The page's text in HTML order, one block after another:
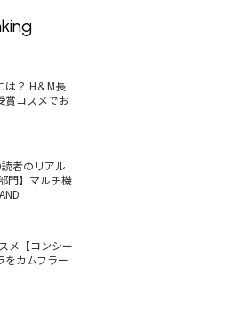
は？ H＆M長
賞コスメでお
者のリアル
門】マルチ機
メ【コンシー
をカムフラー